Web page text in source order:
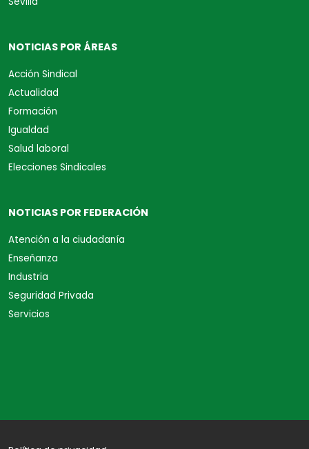
NOTICIAS POR ÁREAS
Acción Sindical
Actualidad
Formación
Igualdad
Salud laboral
Elecciones Sindicales
NOTICIAS POR FEDERACIÓN
Atención a la ciudadanía
Enseñanza
Industria
Seguridad Privada
Servicios